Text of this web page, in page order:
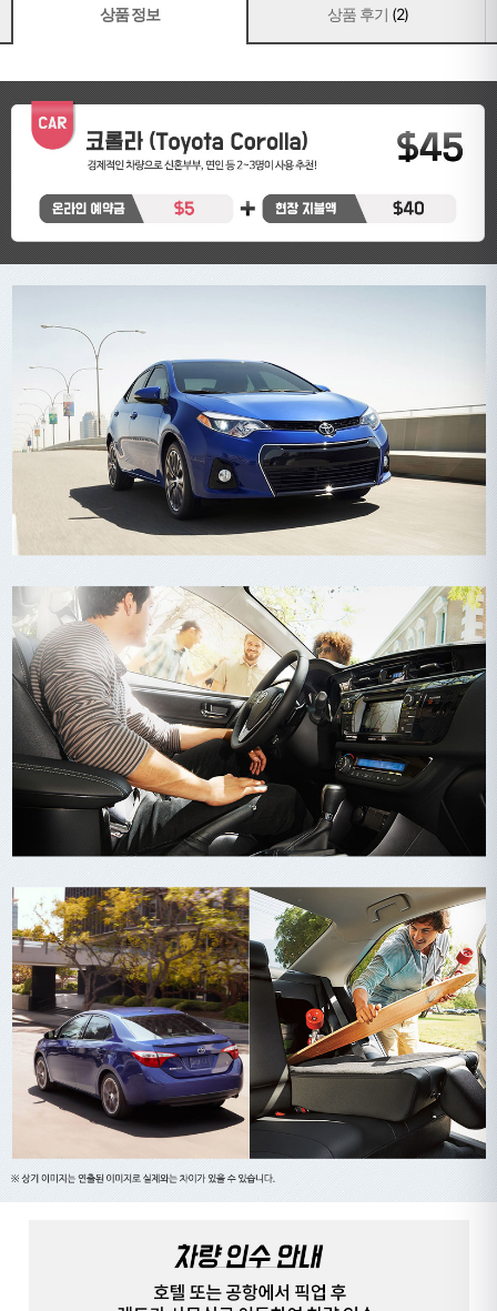
상품 정보 상품 후기 (2)